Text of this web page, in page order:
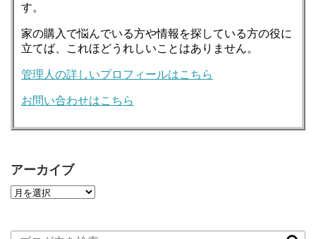
す。
家の購入で悩んでいる方や情報を探している方の役に
立てば、これほどうれしいことはありません。
管理人の詳しいプロフィールはこちら
お問い合わせはこちら
アーカイブ